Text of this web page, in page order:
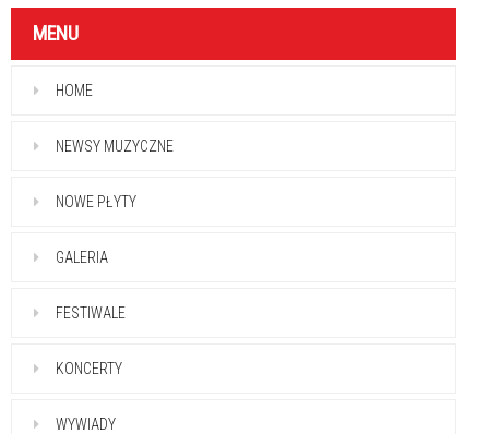
MENU
HOME
NEWSY MUZYCZNE
NOWE PŁYTY
GALERIA
FESTIWALE
KONCERTY
WYWIADY